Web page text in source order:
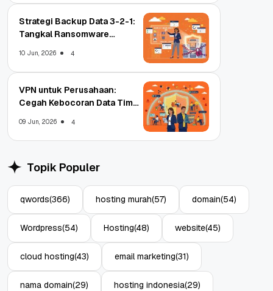
Strategi Backup Data 3-2-1:
Tangkal Ransomware
10 Jun, 2026 4
VPN untuk Perusahaan:
Cegah Kebocoran Data Tim
09 Jun, 2026 4
Topik Populer
qwords(366) hosting murah(57) domain(54)
Wordpress(54) Hosting(48) website(45)
cloud hosting(43) email marketing(31)
nama domain(29) hosting indonesia(29)